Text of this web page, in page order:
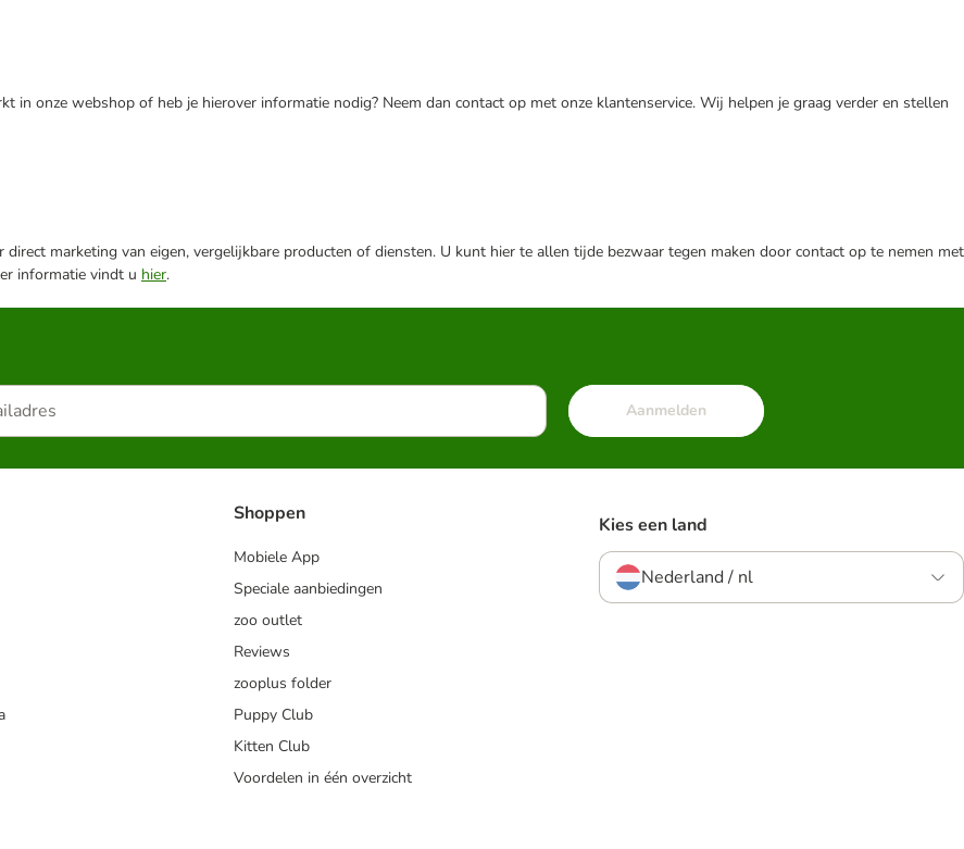
in onze webshop of heb je hierover informatie nodig? Neem dan contact op met onze klantenservice. Wij helpen je graag verder en stellen
marketing van eigen, vergelijkbare producten of diensten. U kunt hier te allen tijde bezwaar tegen maken door contact op te nemen met
informatie vindt u hier.
Aanmelden
Shoppen
Mobiele App
Speciale aanbiedingen
zoo outlet
Reviews
zooplus folder
Puppy Club
Kitten Club
Voordelen in één overzicht
Kies een land
Nederland / nl